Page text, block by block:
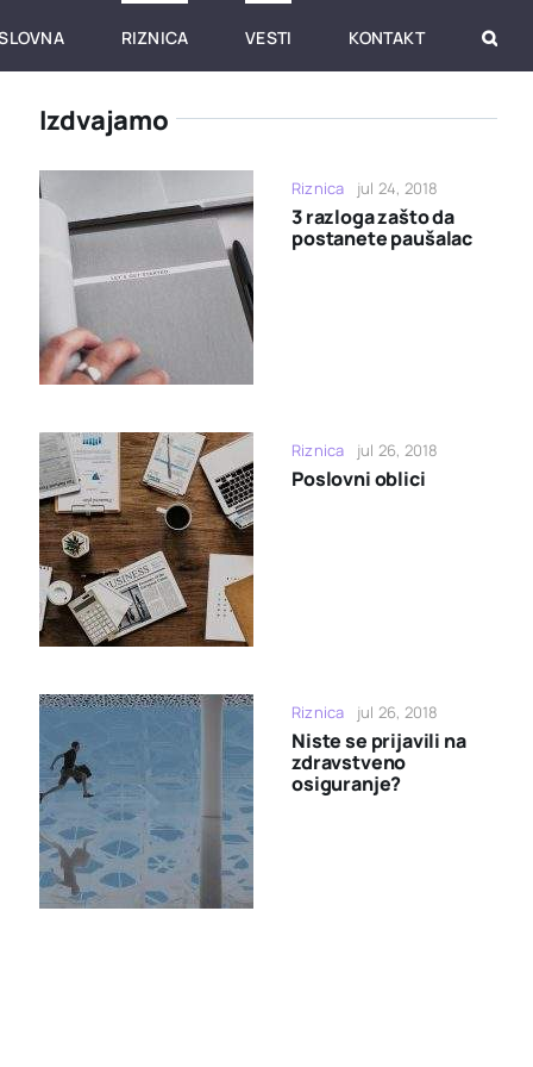
RIZNICA VESTI KONTAKT
Izdvajamo
Riznica jul 24, 2018
3 razloga zašto da
postanete paušalac
Riznica jul 26, 2018
Poslovni oblici
Riznica jul 26, 2018
Niste se prijavili na
zdravstveno
osiguranje?